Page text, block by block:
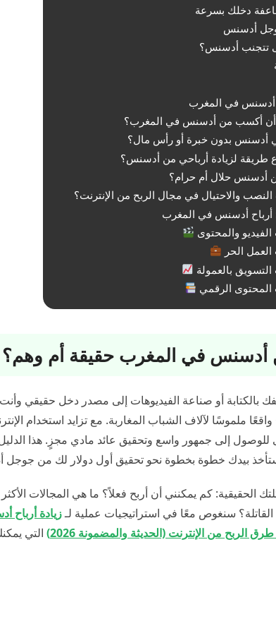
دخلك بسرعة
أدسنس
تتجنب أدسنس؟
أدسنس في المغرب
أرباح أدسنس في المغرب
أدسنس في المغرب حقيقة أم وهم؟
بالكتابة أو صناعة الفيديوهات إلى مصدر دخل حقيقي
إلى جمهور واسع وتحقيق عائد مادي مجزٍ. هذا
بيدك خطوة بخطوة نحو تحقيق أول دولار لك من
الحقيقية: كم يمكنني أن أربح فعلاً؟ ما هي المجالات
القاتلة؟ سنغوص معًا في استراتيجيات عملية لـ
الربح من الإنترنت (الحديثة والمضمونة 2026) التي